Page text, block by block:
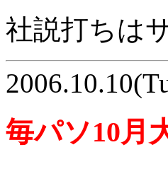
社説打ちは
毎パソ10月